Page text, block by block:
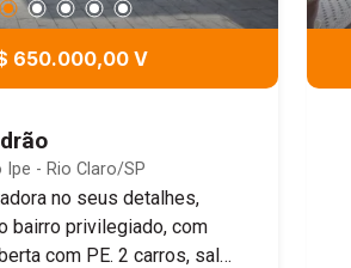
650.000,00 V
Ipe - Rio Claro/SP
no seus detalhes,
bairro privilegiado, com
com PE. 2 carros, sala